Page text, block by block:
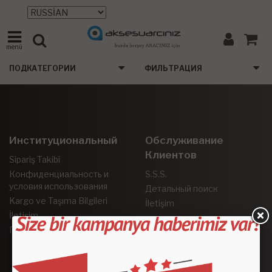
menü
ПОДКАТЕГОРИИ ФИЛЬТРАЦИЯ
Институциональный
Sipariş Takibi
Конфиденциальность и
условия использования
Kargo ve Taşıma Bilgileri
İletişim
Гарантия и возврат
Обслуживание
Клиентов
S.S.S.
Детальный поиск
İletişim
Социальные Сети